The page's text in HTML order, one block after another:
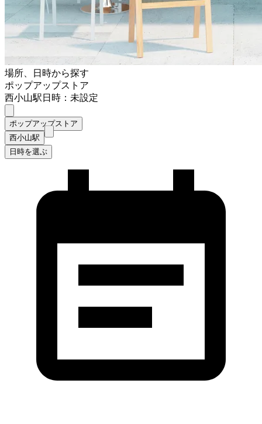
場所、日時から探す
ポップアップストア
西小山駅日時：未設定
ポップアップストア
西小山駅
日時を選ぶ